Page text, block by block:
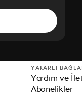
YARARLI
Yardım ve
Abonelikler